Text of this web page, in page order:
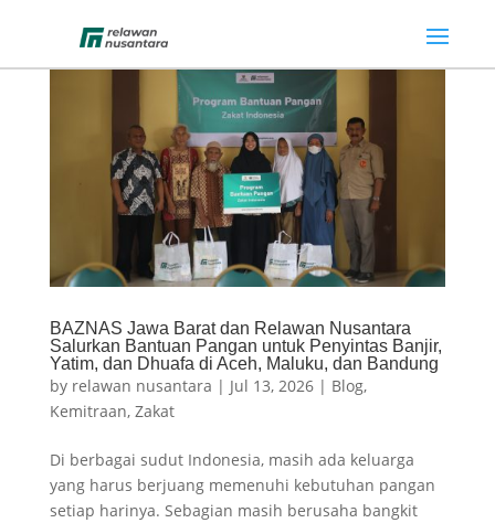
BAZNAS Jawa Barat dan Relawan Nusantara
Salurkan Bantuan Pangan untuk Penyintas Banjir,
Yatim, dan Dhuafa di Aceh, Maluku, dan Bandung
by relawan nusantara | Jul 13, 2026| Blog,
Kemitraan, Zakat
Di berbagai sudut Indonesia, masih ada keluarga
yang harus berjuang memenuhi kebutuhan pangan
setiap harinya. Sebagian masih berusaha bangkit